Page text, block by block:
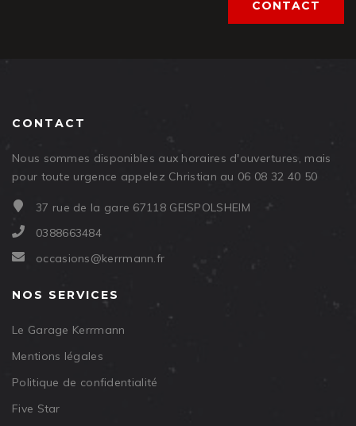
CONTACT
CONTACT
Nous sommes disponibles aux horaires d'ouvertures, mais
pour toute urgence appelez Christian au 06 08 32 40 50
37 rue de la gare 67118 GEISPOLSHEIM
0388663484
occasions@kerrmann.fr
NOS SERVICES
Le Garage Kerrmann
Mentions légales
Politique de confidentialité
Five Star